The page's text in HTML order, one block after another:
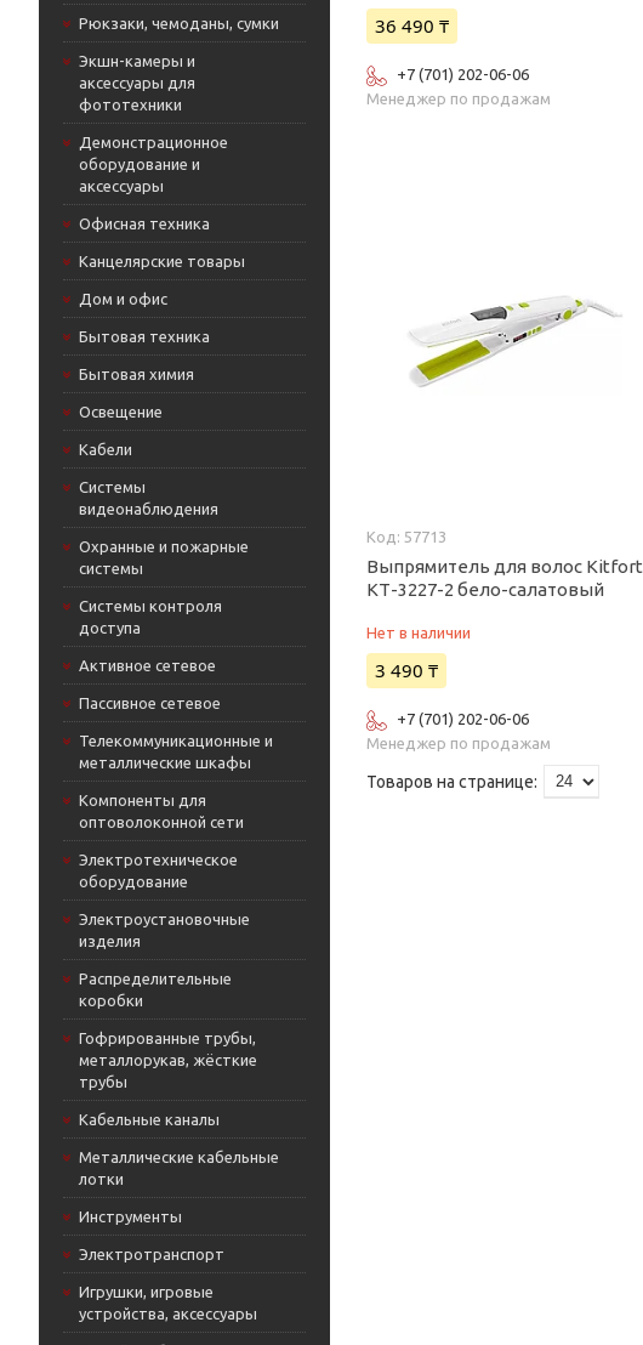
Рюкзаки, чемоданы, сумки
Экшн-камеры и
аксессуары для
фототехники
Демонстрационное
оборудование и
аксессуары
Офисная техника
Канцелярские товары
Дом и офис
Бытовая техника
Бытовая химия
Освещение
Кабели
Системы
видеонаблюдения
Охранные и пожарные
системы
Системы контроля
доступа
Активное сетевое
Пассивное сетевое
Телекоммуникационные и
металлические шкафы
Компоненты для
оптоволоконной сети
Электротехническое
оборудование
Электроустановочные
изделия
Распределительные
коробки
Гофрированные трубы,
металлорукав, жёсткие
трубы
Кабельные каналы
Металлические кабельные
лотки
Инструменты
Электротранспорт
Игрушки, игровые
устройства, аксессуары
36 490 ₸
+7 (701) 202-06-06
Менеджер по продажам
57713
Выпрямитель для волос Kitfort
КТ-3227-2 бело-салатовый
Нет в наличии
3 490 ₸
+7 (701) 202-06-06
Менеджер по продажам